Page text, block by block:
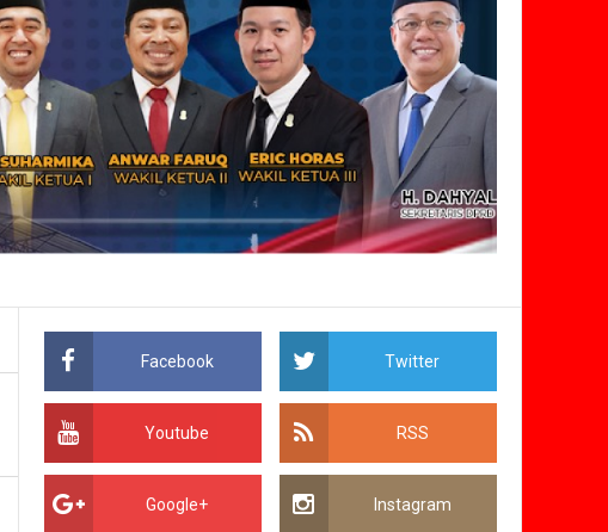
Facebook Twitter
Youtube RSS
Google+ Instagram